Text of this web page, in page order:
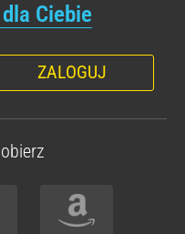
Ciebie
ZALOGUJ